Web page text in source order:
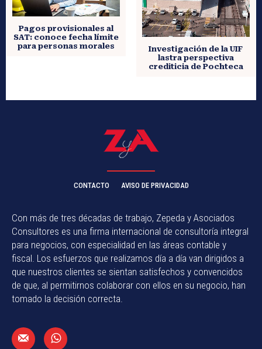
Pagos provisionales al
SAT: conoce fecha límite
para personas morales
Investigación de la UIF
lastra perspectiva
crediticia de Pochteca
CONTACTO AVISO DE PRIVACIDAD
Con más de tres décadas de trabajo, Zepeda y Asociados
Consultores es una firma internacional de consultoría integral
para negocios, con especialidad en las áreas contable y
fiscal. Los esfuerzos que realizamos día a día van dirigidos a
que nuestros clientes se sientan satisfechos y convencidos
de que, al permitirnos colaborar con ellos en su negocio, han
tomado la decisión correcta.